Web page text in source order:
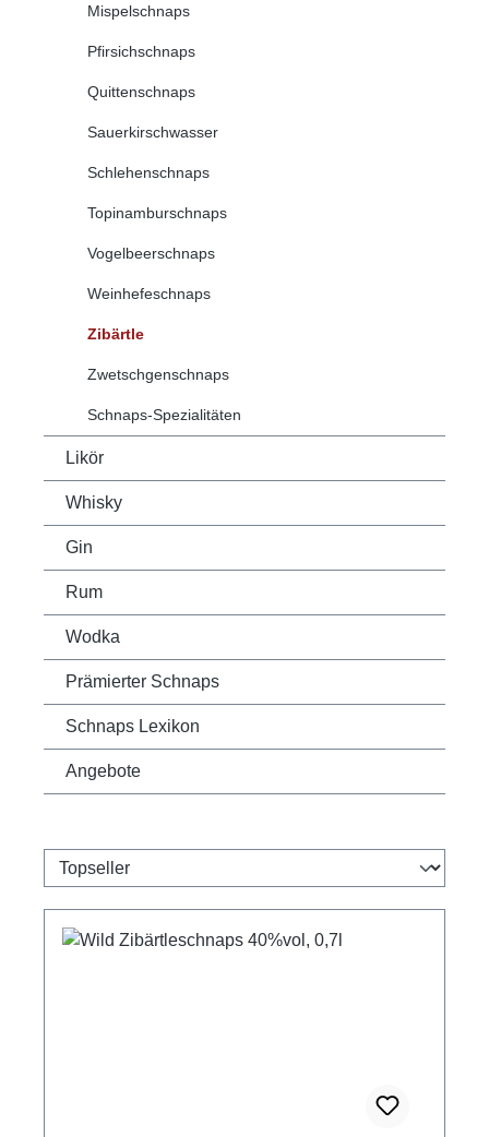
Mispelschnaps
Pfirsichschnaps
Quittenschnaps
Sauerkirschwasser
Schlehenschnaps
Topinamburschnaps
Vogelbeerschnaps
Weinhefeschnaps
Zibärtle
Zwetschgenschnaps
Schnaps-Spezialitäten
Likör
Whisky
Gin
Rum
Wodka
Prämierter Schnaps
Schnaps Lexikon
Angebote